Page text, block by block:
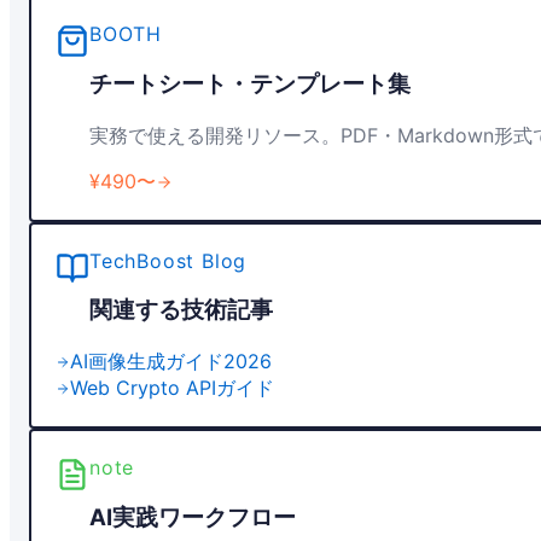
BOOTH
チートシート・テンプレート集
実務で使える開発リソース。PDF・Markdown形式
¥490〜
TechBoost Blog
関連する技術記事
AI画像生成ガイド2026
Web Crypto APIガイド
note
AI実践ワークフロー